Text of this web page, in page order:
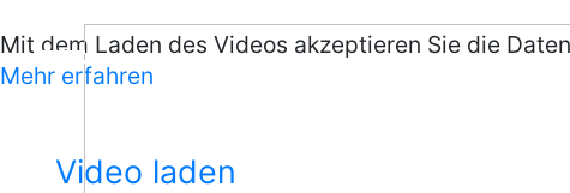
Mit dem Laden des Videos akzeptieren Sie die
Mehr erfahren
Video laden